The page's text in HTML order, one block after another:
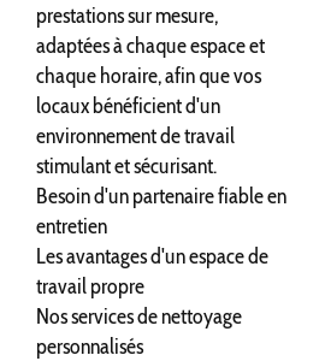
prestations sur mesure,
adaptées à chaque espace et
chaque horaire, afin que vos
locaux bénéficient d'un
environnement de travail
stimulant et sécurisant.
Besoin d'un partenaire fiable en
entretien
Les avantages d'un espace de
travail propre
Nos services de nettoyage
personnalisés